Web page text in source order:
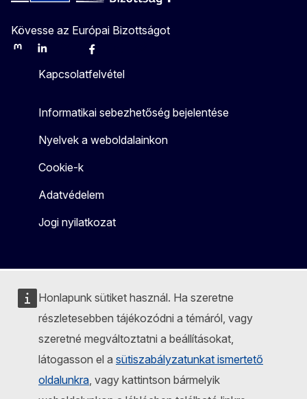
Honlapunk sütiket használ. Ha szeretne
részletesebben tájékozódni a témáról, vagy
szeretné megváltoztatni a beállításokat,
látogasson el a sütiszabályzatunkat ismertető
oldalunkra, vagy kattintson bármelyik
Kövesse az Európai Bizottságot
MastodonLinkedInBlueskyFacebook
Kapcsolatfelvétel
Informatikai sebezhetőség bejelentése
Nyelvek a weboldalainkon
Cookie-k
Adatvédelem
Jogi nyilatkozat